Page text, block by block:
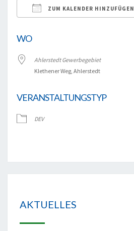
ZUM KALENDER HINZUFÜGEN
WO
Ahlerstedt Gewerbegebiet
Klethener Weg, Ahlerstedt
VERANSTALTUNGSTYP
DEV
AKTUELLES